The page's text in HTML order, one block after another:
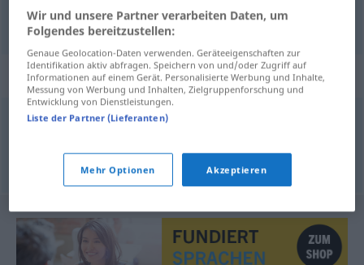
ткиво Gewebe ANAT
Synonyme für "Gewebe"
© OpenThesaurus.de
Wir und unsere Partner verarbeiten Daten, um
Folgendes bereitzustellen:
Genaue Geolocation-Daten verwenden. Geräteeigenschaften zur
Identifikation aktiv abfragen. Speichern von und/oder Zugriff auf
Informationen auf einem Gerät. Personalisierte Werbung und Inhalte,
Messung von Werbung und Inhalten, Zielgruppenforschung und
Entwicklung von Dienstleistungen.
Liste der Partner (Lieferanten)
Mehr Optionen Akzeptieren